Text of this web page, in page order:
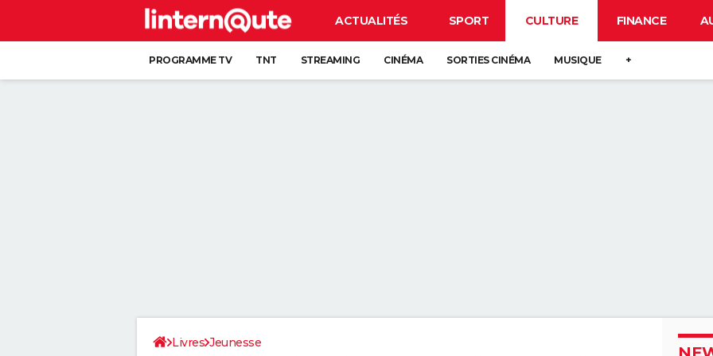
ACTUALITÉS SPORT CULTURE FINANCE
PROGRAMME TV TNT STREAMING CINÉMA SORTIES CINÉMA MUSIQUE +
Livres Jeunesse